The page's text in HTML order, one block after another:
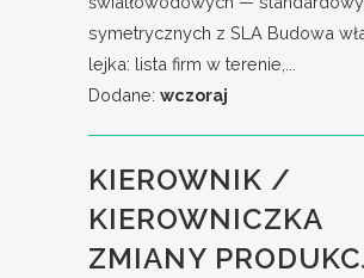
symetrycznych z SLA Budowa
lejka: lista firm w terenie,...
Dodane: wczoraj
KIEROWNIK /
KIEROWNICZKA
ZMIANY